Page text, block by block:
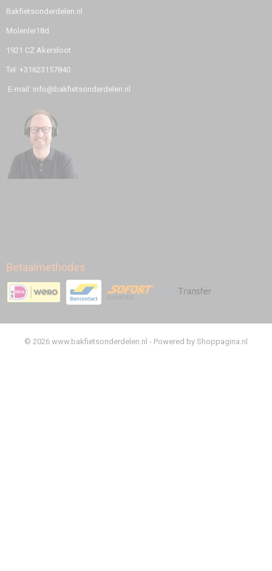
Bakfietsonderdelen.nl
Molenlei18d
1921 CZ Akersloot
Tel: +31623157840
E-mail: info@bakfietsonderdelen.nl
Betaalmethodes
© 2026 www.bakfietsonderdelen.nl - Powered by Shoppagina.nl